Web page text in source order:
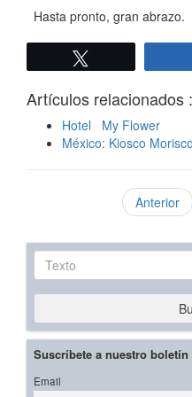
Hasta pronto, gran abrazo.
Artículos relacionados :
Hotel My Flower
México: Kiosco Morisco
Anterior
Texto
Suscríbete a nuestro boletín
Email